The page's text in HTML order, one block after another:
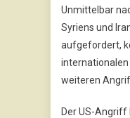
Unmittelbar
Syriens und
aufgefordert,
internationalen
weiteren
Der US-Angriff